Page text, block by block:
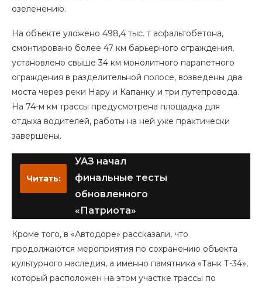
озеленению.
На объекте уложено 498,4 тыс. т асфальтобетона,
смонтировано более 47 км барьерного ограждения,
установлено свыше 34 км монолитного парапетного
ограждения в разделительной полосе, возведены два
моста через реки Нару и Капанку и три путепровода.
На 74-м км трассы предусмотрена площадка для
отдыха водителей, работы на ней уже практически
завершены.
Читать:
УАЗ начал
финальные тесты
обновленного
«Патриота»
Кроме того, в «Автодоре» рассказали, что
продолжаются мероприятия по сохранению объекта
культурного наследия, а именно памятника «Танк Т-34»,
который расположен на этом участке трассы по